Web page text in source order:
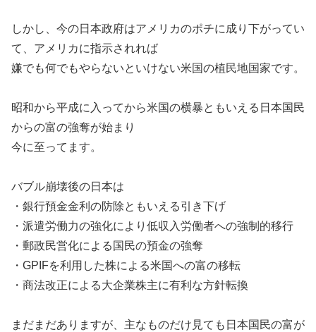
しかし、今の日本政府はアメリカのポチに成り下がってい
て、アメリカに指示されれば
嫌でも何でもやらないといけない米国の植民地国家です。
昭和から平成に入ってから米国の横暴ともいえる日本国民
からの富の強奪が始まり
今に至ってます。
バブル崩壊後の日本は
・銀行預金金利の防除ともいえる引き下げ
・派遣労働力の強化により低収入労働者への強制的移行
・郵政民営化による国民の預金の強奪
・GPIFを利用した株による米国への富の移転
・商法改正による大企業株主に有利な方針転換
まだまだありますが、主なものだけ見ても日本国民の富が